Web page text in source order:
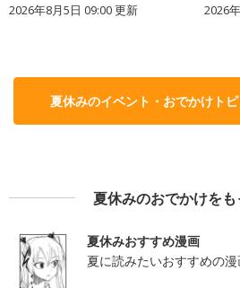
2026年8月5日 09:00更新 2026
夏休みのイベント・おでかけト
夏休みのおでかけを
夏休みおすすめ漫画
夏に読みたいおすすめの